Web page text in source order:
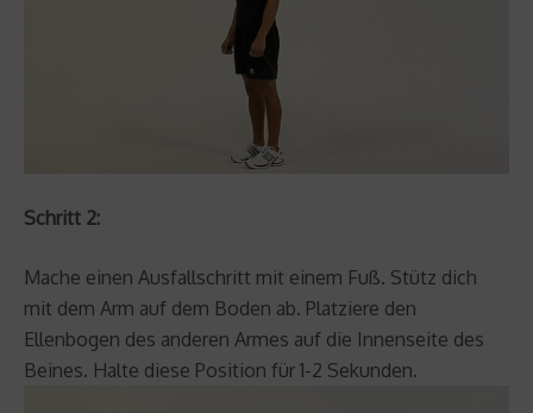
Schritt 2:
Mache einen Ausfallschritt mit einem Fuß. Stütz dich
mit dem Arm auf dem Boden ab. Platziere den
Ellenbogen des anderen Armes auf die Innenseite des
Beines. Halte diese Position für 1-2 Sekunden.